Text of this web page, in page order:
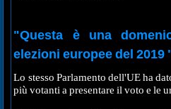
"Questa è una
elezioni europee del
Lo stesso Parlamento dell'UE ha
più votanti a presentare il voto e le